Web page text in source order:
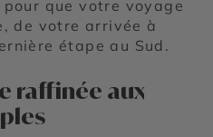
que votre voyage
de votre arrivée à
étape au Sud.
raffinée aux